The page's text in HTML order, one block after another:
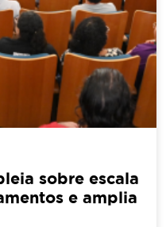
sobre escala
e amplia